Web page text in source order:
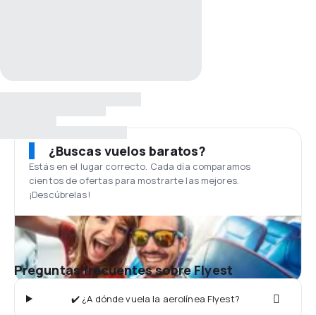
¿Buscas vuelos baratos?
Estás en el lugar correcto. Cada día comparamos
cientos de ofertas para mostrarte las mejores.
¡Descúbrelas!
Preguntas frecuentes sobre Flyest
✔️ ¿A dónde vuela la aerolínea Flyest?